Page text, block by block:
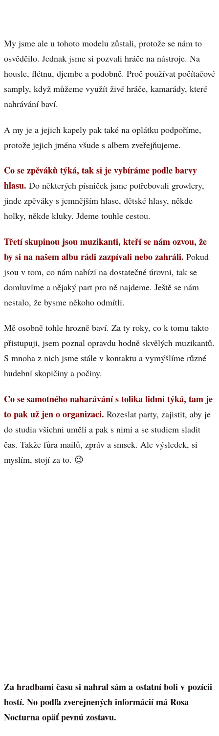
My jsme ale u tohoto modelu zůstali, protože se nám to
osvědčilo. Jednak jsme si pozvali hráče na nástroje. Na
housle, flétnu, djembe a podobně. Proč používat počítačové
samply, když můžeme využít živé hráče, kamarády, které
nahrávání baví.
A my je a jejich kapely pak také na oplátku podpoříme,
protože jejich jména všude s albem zveřejňujeme.
Co se zpěváků týká, tak si je vybíráme podle barvy
hlasu. Do některých písniček jsme potřebovali growlery,
jinde zpěváky s jemnějším hlase, dětské hlasy, někde
holky, někde kluky. Jdeme touhle cestou.
Třetí skupinou jsou muzikanti, kteří se nám ozvou, že
by si na našem albu rádi zazpívali nebo zahráli. Pokud
jsou v tom, co nám nabízí na dostatečné úrovni, tak se
domluvíme a nějaký part pro ně najdeme. Ještě se nám
nestalo, že bysme někoho odmítli.
Mě osobně tohle hrozně baví. Za ty roky, co k tomu takto
přistupuji, jsem poznal opravdu hodně skvělých muzikantů.
S mnoha z nich jsme stále v kontaktu a vymýšlíme různé
hudební skopičiny a počiny.
Co se samotného naharávání s tolika lidmi týká, tam je
to pak už jen o organizaci. Rozeslat party, zajistit, aby je
do studia všichni uměli a pak s nimi a se studiem sladit
čas. Takže fůra mailů, zpráv a smsek. Ale výsledek, si
myslím, stojí za to. 😉
Za hradbami času si nahral sám a ostatní boli v pozícii
hostí. No podľa zverejnených informácií má Rosa
Nocturna opäť pevnú zostavu.